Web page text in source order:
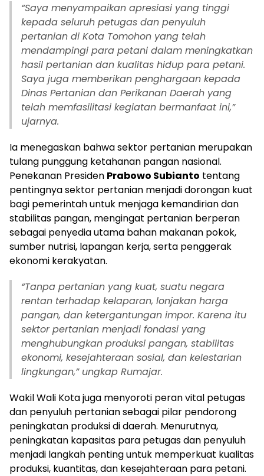
“Saya menyampaikan apresiasi yang tinggi
kepada seluruh petugas dan penyuluh
pertanian di Kota Tomohon yang telah
mendampingi para petani dalam meningkatkan
hasil pertanian dan kualitas hidup para petani.
Saya juga memberikan penghargaan kepada
Dinas Pertanian dan Perikanan Daerah yang
telah memfasilitasi kegiatan bermanfaat ini,”
ujarnya.
Ia menegaskan bahwa sektor pertanian merupakan
tulang punggung ketahanan pangan nasional.
Penekanan Presiden Prabowo Subianto tentang
pentingnya sektor pertanian menjadi dorongan kuat
bagi pemerintah untuk menjaga kemandirian dan
stabilitas pangan, mengingat pertanian berperan
sebagai penyedia utama bahan makanan pokok,
sumber nutrisi, lapangan kerja, serta penggerak
ekonomi kerakyatan.
“Tanpa pertanian yang kuat, suatu negara
rentan terhadap kelaparan, lonjakan harga
pangan, dan ketergantungan impor. Karena itu
sektor pertanian menjadi fondasi yang
menghubungkan produksi pangan, stabilitas
ekonomi, kesejahteraan sosial, dan kelestarian
lingkungan,” ungkap Rumajar.
Wakil Wali Kota juga menyoroti peran vital petugas
dan penyuluh pertanian sebagai pilar pendorong
peningkatan produksi di daerah. Menurutnya,
peningkatan kapasitas para petugas dan penyuluh
menjadi langkah penting untuk memperkuat kualitas
produksi, kuantitas, dan kesejahteraan para petani.